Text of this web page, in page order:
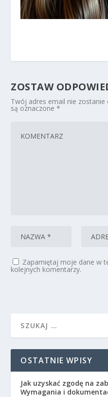
ZOSTAW
Twój adres email nie zostanie
są oznaczone*
Zapamiętaj moje dane w
kolejnych komentarzy.
OSTATNIE WPISY
Jak uzyskać zgodę na
Wymagania i